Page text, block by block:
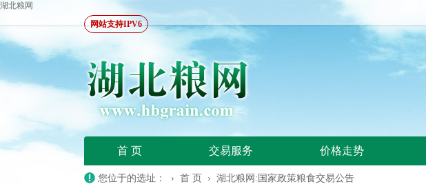
湖北粮网
网站支持IPV6
首 页 交易服务 价格走势
您位于的选址： › 首 页 › 湖北粮网:国家政策粮食交易公告